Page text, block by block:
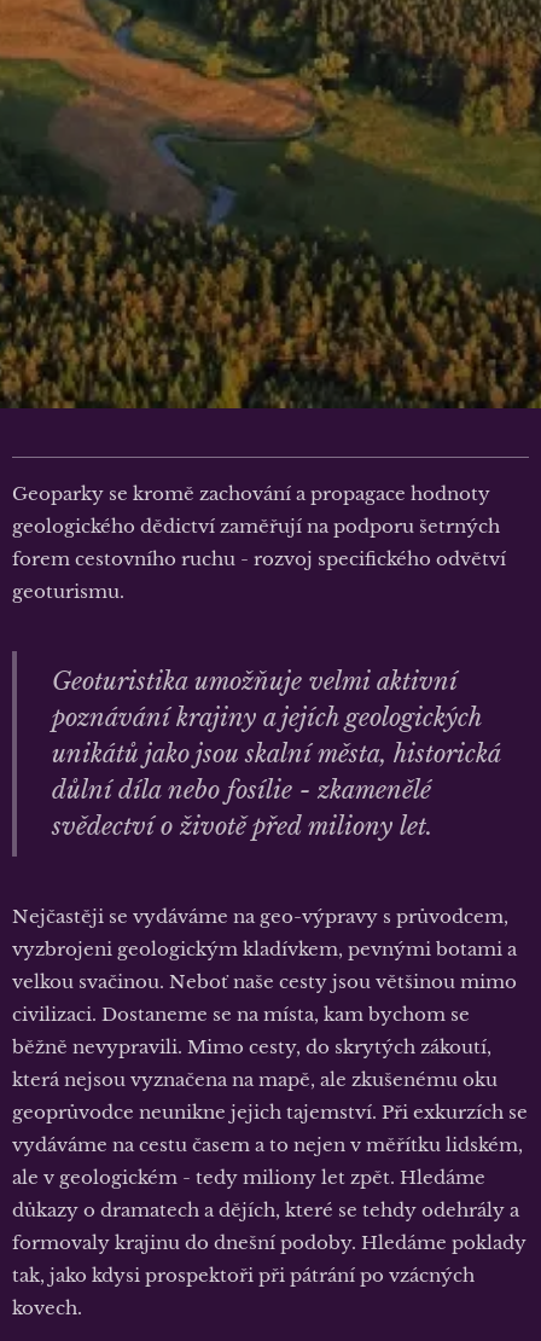
Geoparky se kromě zachování a propagace hodnoty
geologického dědictví zaměřují na podporu šetrných
forem cestovního ruchu - rozvoj specifického odvětví
geoturismu.
Geoturistika umožňuje velmi aktivní
poznávání krajiny a jejích geologických
unikátů jako jsou skalní města, historická
důlní díla nebo fosílie - zkamenělé
svědectví o životě před miliony let.
Nejčastěji se vydáváme na geo-výpravy s průvodcem,
vyzbrojeni geologickým kladívkem, pevnými botami a
velkou svačinou. Neboť naše cesty jsou většinou mimo
civilizaci. Dostaneme se na místa, kam bychom se
běžně nevypravili. Mimo cesty, do skrytých zákoutí,
která nejsou vyznačena na mapě, ale zkušenému oku
geoprůvodce neunikne jejich tajemství. Při exkurzích se
vydáváme na cestu časem a to nejen v měřítku lidském,
ale v geologickém - tedy miliony let zpět. Hledáme
důkazy o dramatech a dějích, které se tehdy odehrály a
formovaly krajinu do dnešní podoby. Hledáme poklady
tak, jako kdysi prospektoři při pátrání po vzácných
kovech.